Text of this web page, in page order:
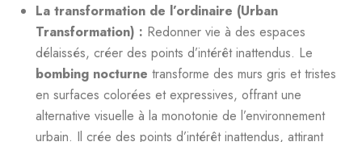
La transformation de l’ordinaire (Urban
Transformation) : Redonner vie à des espaces
délaissés, créer des points d’intérêt inattendus. Le
bombing nocturne transforme des murs gris et tristes
en surfaces colorées et expressives, offrant une
alternative visuelle à la monotonie de l’environnement
urbain. Il crée des points d’intérêt inattendus, attirant